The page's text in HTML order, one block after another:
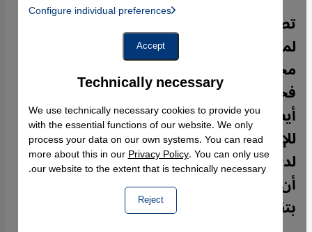
تصف الإعلامية الألمانية كريستيانه باكر
لموقع قنطرة صيام شهر رمضان بأنه ليس
مجرَّد تمرين على التخلي عن الطعام والشراب
فحسب بل عملية تطهير جسدية وروحانية
أيضاً. الألمانية كريستيانه باكر المعتنقة
للإسلام، التي عملت في السابق مقدِّمة برامج
لدى قناتي إم تي في وإن بي سي، ترى أيضاً
أن الصائمين يشعرون من خلال الصوم
بتقرُّبهم إلى الله.
Technically necessary
We use technically necessary cookies to provide you
with the essential functions of our website. We only
process your data on our own systems. You can read
more about this in ourPrivacy Policy. You can only use
our website to the extent that is technically necessary.
Reject
Instagram Embed, Twitter Embed, Youtube Embed
Facebook Embed / Facebook Connect
Google Maps Embed
Configure individual preferences
Accept